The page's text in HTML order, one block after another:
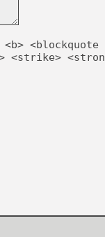
[GK] Déjà des
[Mo5] Brickboy cherche à
[GK] Minecraft et ses «
Beast of
[GK] Ubisoft : fin de partie
[GK] Mémoire cash -
[GK] Dan Houser (GTA)
[GK] Comment EA Sports
[GK] Crimson Moon : un
[GK] Isle of Reveries : le
<blockquote
<strike>